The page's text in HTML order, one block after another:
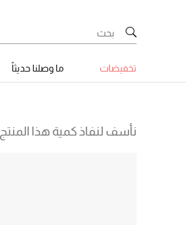
تخفيضات ما وصلنا حديثاً
نأسف لنفاذ كمية هذا المنتج